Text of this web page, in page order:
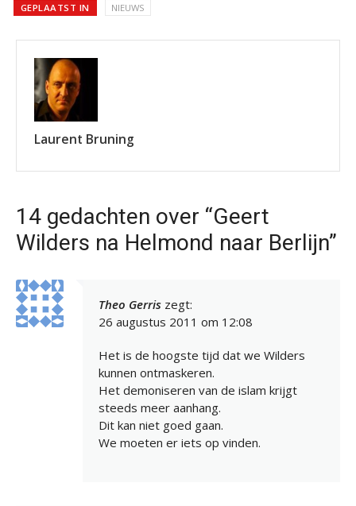
GEPLAATST IN NIEUWS
Laurent Bruning
14 gedachten over “Geert
Wilders na Helmond naar Berlijn”
Theo Gerris zegt:
26 augustus 2011 om 12:08
Het is de hoogste tijd dat we Wilders
kunnen ontmaskeren.
Het demoniseren van de islam krijgt
steeds meer aanhang.
Dit kan niet goed gaan.
We moeten er iets op vinden.